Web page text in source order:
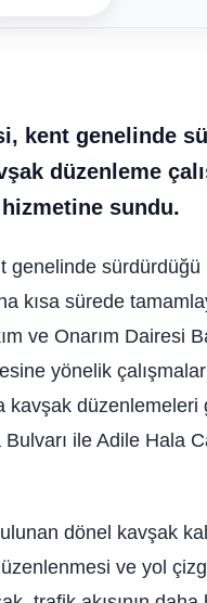
kent genelinde
düzenleme
sundu.
sürdürdüğü
kısa sürede
ve Onarım Dairesi
yönelik
kavşak
ile Adile Hala
dönel kavşak
ve yol